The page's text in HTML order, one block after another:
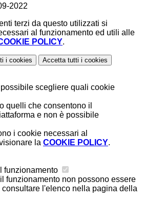
2022
terzi da questo utilizzati si
al funzionamento ed utili alle
POLICY.
i cookies Accetta tutti i cookies
possibile scegliere quali cookie
quelli che consentono il
e non è possibile
i cookie necessari al
la COOKIE POLICY.
funzionamento
funzionamento non possono essere
l'elenco nella pagina della